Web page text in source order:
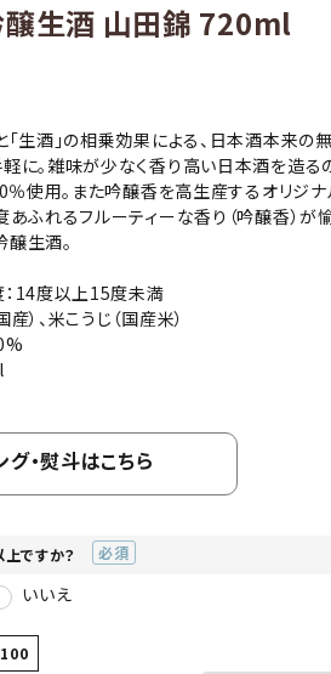
瓶容器
生酒 山田錦 720ml
「生酒」の相乗効果による、日本酒本来の
に。雑味が少なく香り高い日本酒を造る
使用。また吟醸香を高生産するオリジ
あふれるフルーティーな香り（吟醸香）が
生酒。
14度以上15度未満
）、米こうじ（国産米）
グ・熨斗はこちら
ですか？
いいえ